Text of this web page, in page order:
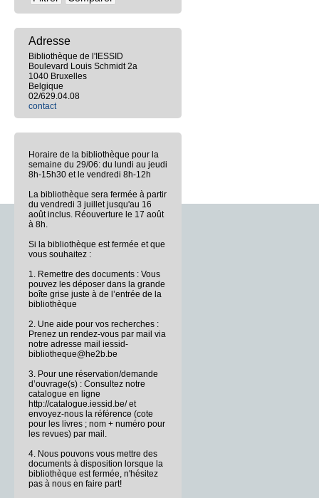
Adresse
Bibliothèque de l'IESSID
Boulevard Louis Schmidt 2a
1040 Bruxelles
Belgique
02/629.04.08
contact
Horaire de la bibliothèque pour la
semaine du 29/06: du lundi au jeudi
8h-15h30 et le vendredi 8h-12h
La bibliothèque sera fermée à partir
du vendredi 3 juillet jusqu'au 16
août inclus. Réouverture le 17 août
à 8h.
Si la bibliothèque est fermée et que
vous souhaitez :
1. Remettre des documents : Vous
pouvez les déposer dans la grande
boîte grise juste à de l’entrée de la
bibliothèque
2. Une aide pour vos recherches :
Prenez un rendez-vous par mail via
notre adresse mail iessid-
bibliotheque@he2b.be
3. Pour une réservation/demande
d’ouvrage(s) : Consultez notre
catalogue en ligne
http://catalogue.iessid.be/ et
envoyez-nous la référence (cote
pour les livres ; nom + numéro pour
les revues) par mail.
4. Nous pouvons vous mettre des
documents à disposition lorsque la
bibliothèque est fermée, n'hésitez
pas à nous en faire part!